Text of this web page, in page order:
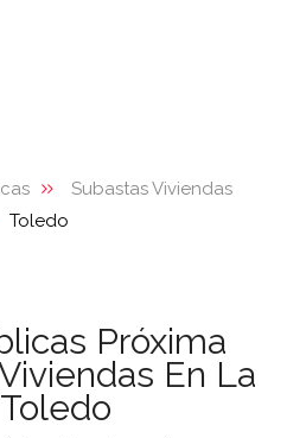
Subastas Viviendas
Toledo
Próxima
En La